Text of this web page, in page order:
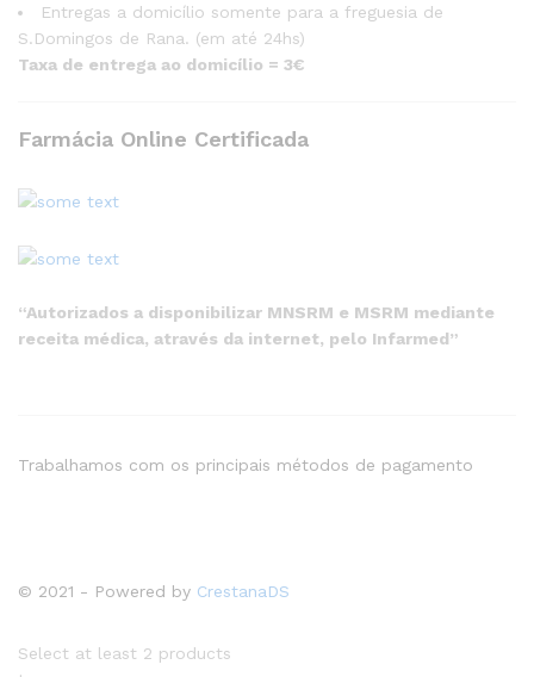
Entregas a domicílio somente para a freguesia de
S.Domingos de Rana. (em até 24hs)
Taxa de entrega ao domicílio = 3€
Farmácia Online Certificada
“Autorizados a disponibilizar MNSRM e MSRM mediante
receita médica, através da internet, pelo Infarmed”
© 2021 - Powered by CrestanaDS
Trabalhamos com os principais métodos de pagamento
Select at least 2 products